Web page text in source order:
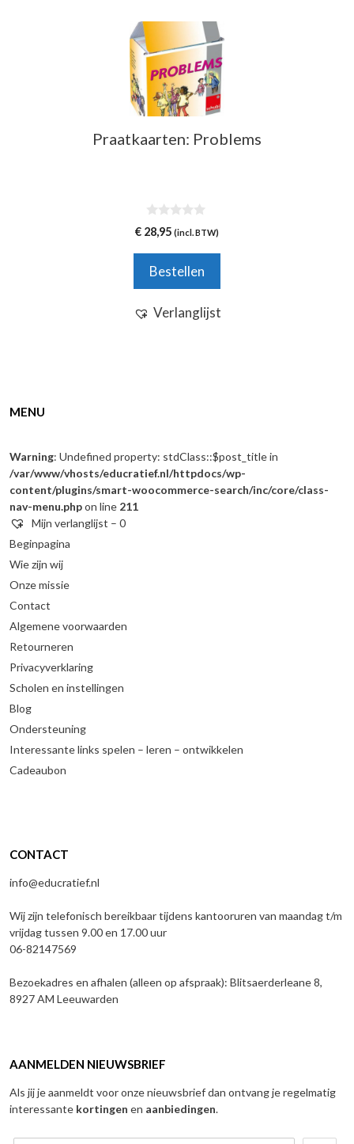
Praatkaarten: Problems
0
v
5
€ 28,95 (incl. BTW)
Bestellen
Verlanglijst
MENU
Warning: Undefined property: stdClass::$post_title in
/var/www/vhosts/educratief.nl/httpdocs/wp-
content/plugins/smart-woocommerce-search/inc/core/class-
nav-menu.phpon line 211
Mijn verlanglijst – 0
Beginpagina
Wie zijn wij
Onze missie
Contact
Algemene voorwaarden
Retourneren
Privacyverklaring
Scholen en instellingen
Blog
Ondersteuning
Interessante links spelen – leren – ontwikkelen
Cadeaubon
CONTACT
info@educratief.nl
Wij zijn telefonisch bereikbaar tijdens kantooruren van maandag t/m
vrijdag tussen 9.00 en 17.00 uur
06-82147569
Bezoekadres en afhalen (alleen op afspraak): Blitsaerderleane 8,
8927 AM Leeuwarden
AANMELDEN NIEUWSBRIEF
Als jij je aanmeldt voor onze nieuwsbrief dan ontvang je regelmatig
interessante kortingen en aanbiedingen.